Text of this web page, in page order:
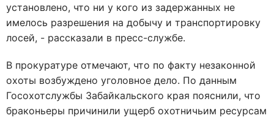
установлено, что ни у кого из задержанных не
имелось разрешения на добычу и транспортировку
лосей, - рассказали в пресс-службе.
В прокуратуре отмечают, что по факту незаконной
охоты возбуждено уголовное дело. По данным
Госохотслужбы Забайкальского края пояснили, что
браконьеры причинили ущерб охотничьим ресурсам